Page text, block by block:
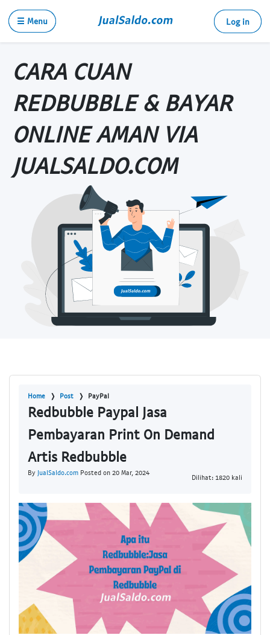
☰ Menu Log in
CARA CUAN
REDBUBBLE & BAYAR
ONLINE AMAN VIA
JUALSALDO.COM
Home Post PayPal
Redbubble Paypal Jasa
Pembayaran Print On Demand
Artis Redbubble
By JualSaldo.com Posted on 20 Mar, 2024
Dilihat: 1820 kali